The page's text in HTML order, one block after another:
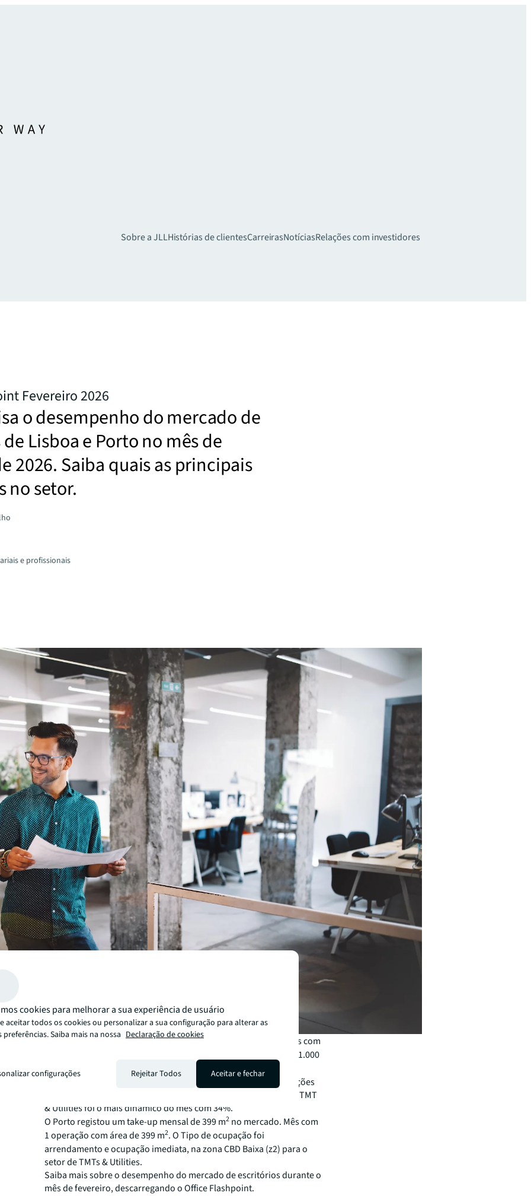
Sobre a JLLHistórias de clientesCarreirasNotíciasRelações com investidores
Fevereiro 2026
o desempenho do mercado de
Lisboa e Porto no mês de
2026. Saiba quais as principais
no setor.
e profissionais
Lisboa registou um take-up mensal de 7 202 m
no mercado. Mês com
e com 3 negócios acima de 1.000
m . O tipo de ocupação (m ) foi de 100% arrendamento e 100%
ocupação imediata. A zona de escritórios (z3) e o Parque das Nações
(z5) foram as zonas mais ativas do mês com 33% e 34% e o setor TMT
& Utilities foi o mais dinâmico do mês com 34%.
O Porto registou um take-up mensal de 399 m2 no mercado. Mês com
1 operação com área de 399 m2. O Tipo de ocupação foi
arrendamento e ocupação imediata, na zona CBD Baixa (z2) para o
setor de TMTs & Utilities.
Saiba mais sobre o desempenho do mercado de escritórios durante o
mês de fevereiro, descarregando o Office Flashpoint.
cookies para melhorar a sua experiência de usuário
aceitar todos os cookies ou personalizar a sua configuração para alterar as
preferências. Saiba mais na nossa Declaração de cookies
configurações Rejeitar Todos Aceitar e fechar